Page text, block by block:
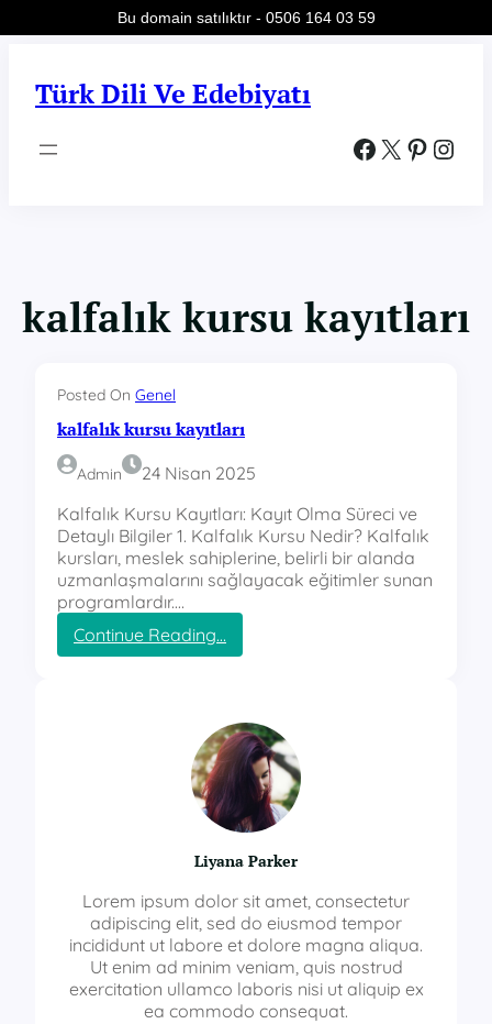
Türk Dili Ve Edebiyatı
Facebook X Pinterest Instagram
kalfalık kursu kayıtları
Posted On Genel
kalfalık kursu kayıtları
Admin
24 Nisan 2025
Kalfalık Kursu Kayıtları: Kayıt Olma Süreci ve
Detaylı Bilgiler 1. Kalfalık Kursu Nedir? Kalfalık
kursları, meslek sahiplerine, belirli bir alanda
uzmanlaşmalarını sağlayacak eğitimler sunan
programlardır.…
Continue Reading…
k
f
a
l
ı
k
k
u
s
u
k
a
y
ı
Liyana Parker
Lorem ipsum dolor sit amet, consectetur
adipiscing elit, sed do eiusmod tempor
incididunt ut labore et dolore magna aliqua.
Ut enim ad minim veniam, quis nostrud
exercitation ullamco laboris nisi ut aliquip ex
ea commodo consequat.
Bu domain satılıktır - 0506 164 03 59